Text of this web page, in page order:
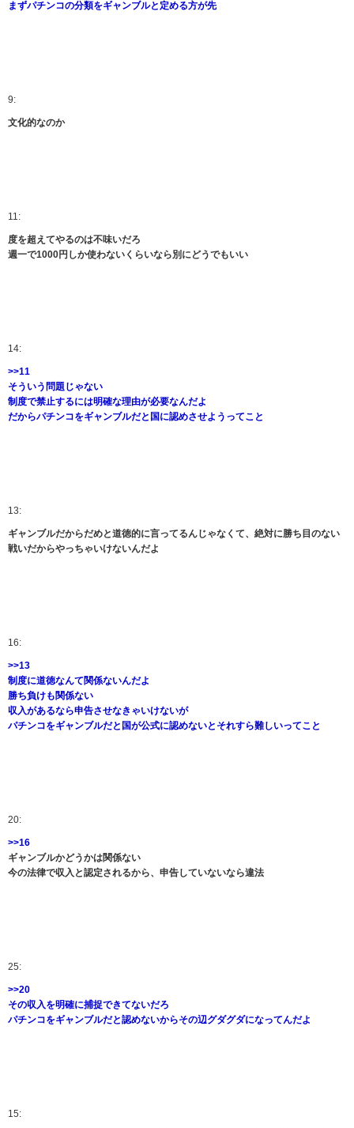
まずパチンコの分類をギャンブルと定める方が先
9:
文化的なのか
11:
度を超えてやるのは不味いだろ
週一で1000円しか使わないくらいなら別にどうでもいい
14:
>>11
そういう問題じゃない
制度で禁止するには明確な理由が必要なんだよ
だからパチンコをギャンブルだと国に認めさせようってこと
13:
ギャンブルだからだめと道徳的に言ってるんじゃなくて、絶対に勝ち目のない
戦いだからやっちゃいけないんだよ
16:
>>13
制度に道徳なんて関係ないんだよ
勝ち負けも関係ない
収入があるなら申告させなきゃいけないが
パチンコをギャンブルだと国が公式に認めないとそれすら難しいってこと
20:
>>16
ギャンブルかどうかは関係ない
今の法律で収入と認定されるから、申告していないなら違法
25:
>>20
その収入を明確に捕捉できてないだろ
パチンコをギャンブルだと認めないからその辺グダグダになってんだよ
15: